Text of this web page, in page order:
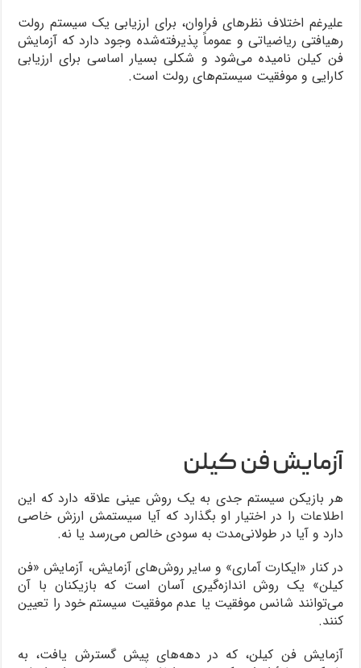
علیرغم اختلاف نظرهای فراوان، برای ارزیابی یک سیستم رولت
رهیافتی ریاضیاتی و عموماً پذیرفته‌شده وجود دارد که آزمایش
فن کیلن نامیده می‌شود و شکلی بسیار اساسی برای ارزیابی
کارایی و موفقیت سیستم‌های رولت است.
آزمایش فن کیلن
هر بازیکن سیستم جدی به یک روش عینی علاقه دارد که این
اطلاعات را در اختیار او بگذارد که آیا سیستمش ارزش خاصی
دارد و آیا در طولانی‌مدت به سودی خالص می‌رسد یا نه.
در کنار «ایکارت آماری» و سایر روش‌های آزمایش، آزمایش «فن
کیلن» یک روش اندازه‌گیری آسان است که بازیکنان با آن
می‌توانند شانس موفقیت یا عدم موفقیت سیستم خود را تعیین
کنند.
آزمایش فن کیلن، که در دهه‌های پیش گسترش یافت، به